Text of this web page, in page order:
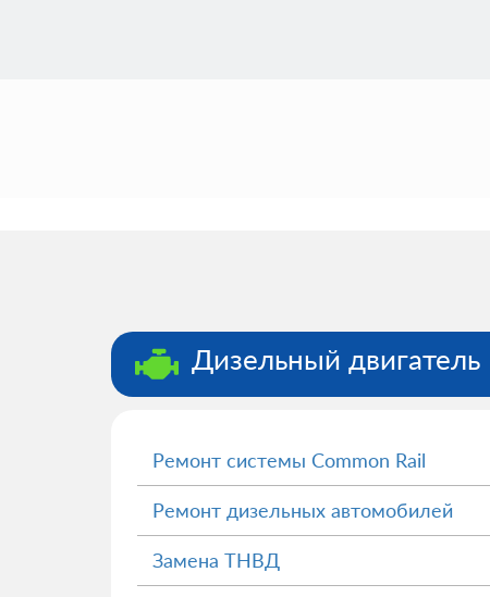
Дизельный двигатель
Ремонт системы Common Rail
Ремонт дизельных автомобилей
Замена ТНВД